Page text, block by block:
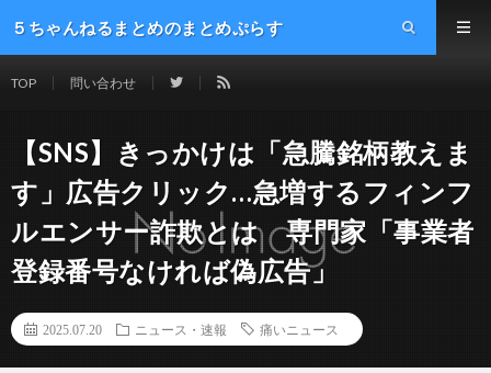
５ちゃんねるまとめのまとめぷらす
TOP 問い合わせ
【SNS】きっかけは「急騰銘柄教えま
す」広告クリック…急増するフィンフ
ルエンサー詐欺とは 専門家「事業者
登録番号なければ偽広告」
2025.07.20 ニュース・速報 痛いニュース